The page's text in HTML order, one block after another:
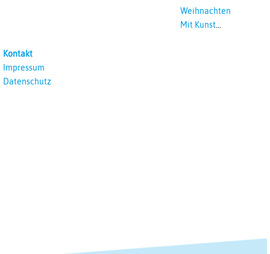
Weihnachten
Mit Kunst
Kontakt
Impressum
Datenschutz